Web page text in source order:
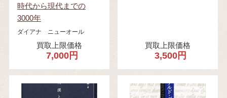
時代から現代までの
3000年
ダイアナ ニューオール
買取上限価格
7,000円
買取上限価格
3,500円